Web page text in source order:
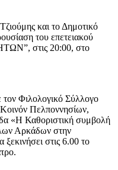
και το Δημοτικό
του επετειακού
στις 20:00, στο
Φιλολογικό Σύλλογο
Πελποννησίων,
«Η Καθοριστική συμβολή
Αρκάδων στην
στις 6.00 το